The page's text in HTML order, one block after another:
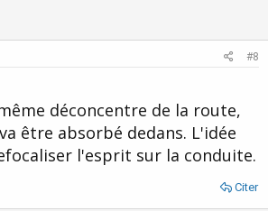
#8
déconcentre de la route,
être absorbé dedans. L'idée
l'esprit sur la conduite.
Citer